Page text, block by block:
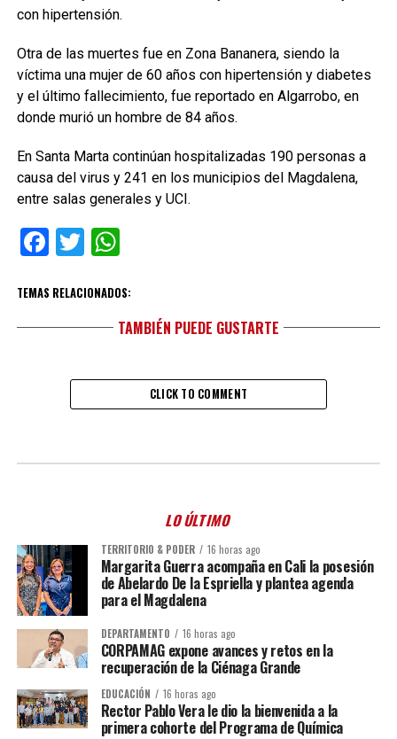
con hipertensión.
Otra de las muertes fue en Zona Bananera, siendo la
víctima una mujer de 60 años con hipertensión y diabetes
y el último fallecimiento, fue reportado en Algarrobo, en
donde murió un hombre de 84 años.
En Santa Marta continúan hospitalizadas 190 personas a
causa del virus y 241 en los municipios del Magdalena,
entre salas generales y UCI.
Facebook
TwitterWhatsApp
TEMAS RELACIONADOS:
TAMBIÉN PUEDE GUSTARTE
CLICK TO COMMENT
LO ÚLTIMO
TERRITORIO & PODER 16 horas ago
Margarita Guerra acompaña en Cali la posesión
de Abelardo De la Espriella y plantea agenda
para el Magdalena
DEPARTAMENTO 16 horas ago
CORPAMAG expone avances y retos en la
recuperación de la Ciénaga Grande
EDUCACIÓN 16 horas ago
Rector Pablo Vera le dio la bienvenida a la
primera cohorte del Programa de Química